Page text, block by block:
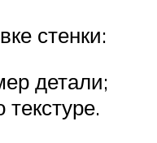
стенки:
детали;